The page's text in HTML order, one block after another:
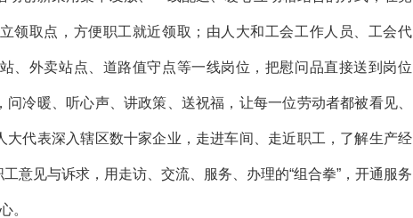
领取点，方便职工就近领取；由人大和工会工作人员、工会代
、外卖站点、道路值守点等一线岗位，把慰问品直接送到岗位
冷暖、听心声、讲政策、送祝福，让每一位劳动者都被看见、
大代表深入辖区数十家企业，走进车间、走近职工，了解生产经
意见与诉求，用走访、交流、服务、办理的“组合拳”，开通服务
。